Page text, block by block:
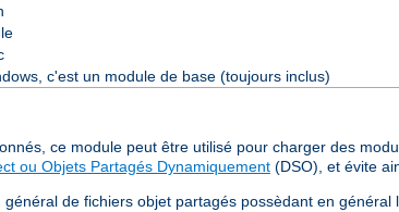
c'est un module de base (toujours inclus)
ce module peut être utilisé pour charger des
ou Objets Partagés Dynamiquement (DSO), et évite
de fichiers objet partagés possèdant en général